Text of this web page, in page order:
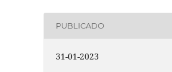
PUBLICADO
31-01-2023